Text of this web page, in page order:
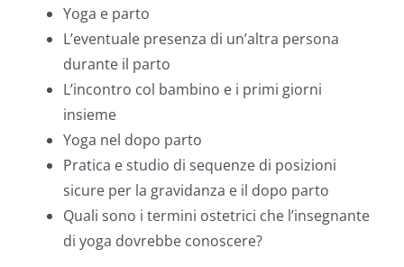
Yoga e parto
L’eventuale presenza di un’altra persona
durante il parto
L’incontro col bambino e i primi giorni
insieme
Yoga nel dopo parto
Pratica e studio di sequenze di posizioni
sicure per la gravidanza e il dopo parto
Quali sono i termini ostetrici che l’insegnante
di yoga dovrebbe conoscere?